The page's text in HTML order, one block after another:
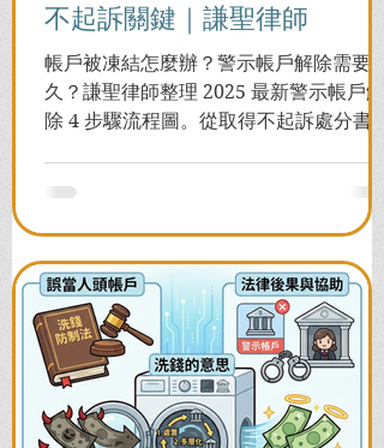
不起訴關鍵｜謙聖律師
帳戶被凍結怎麼辦？警示帳戶解除需要多
久？謙聖律師整理 2025 最新警示帳戶解
除 4 步驟流程圖。從取得不起訴處分書到